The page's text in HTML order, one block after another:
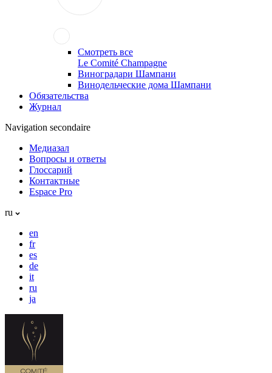
Смотреть все
Le Comité Champagne
Виноградари Шампани
Винодельческие дома Шампани
Обязательства
Журнал
Navigation secondaire
Медиазал
Вопросы и ответы
Глоссарий
Контактные
Espace Pro
ru
en
fr
es
de
it
ru
ja